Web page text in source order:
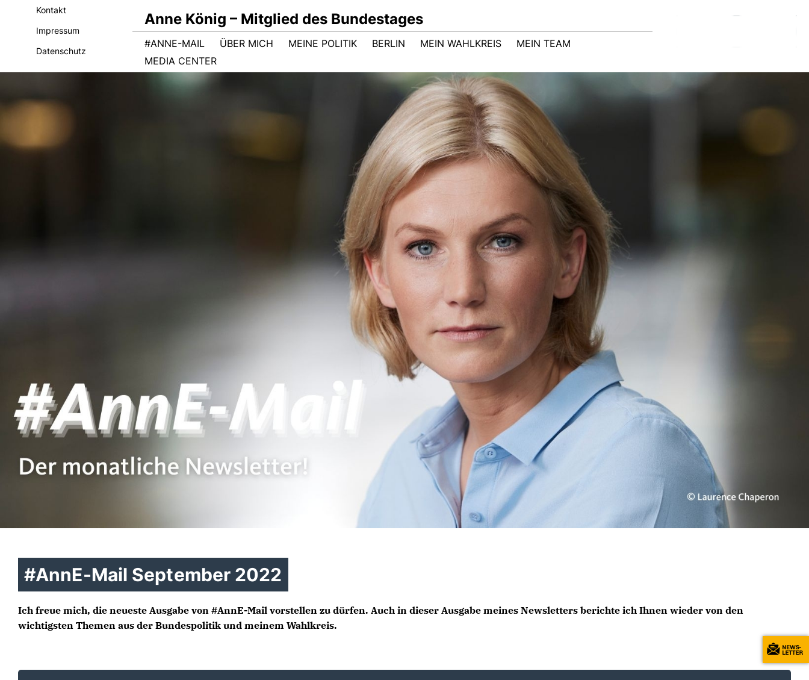
Kontakt
Impressum
Datenschutz
Anne König – Mitglied des Bundestages
#ANNE-MAIL ÜBER MICH MEINE POLITIK BERLIN MEIN WAHLKREIS
MEIN TEAM
MEDIA CENTER
#AnnE-Mail September 2022
Ich freue mich, die neueste Ausgabe von #AnnE-Mail vorstellen zu dürfen. Auch in dieser Ausgabe meines Newsletters berichte ich Ihnen wieder von den
wichtigsten Themen aus der Bundespolitik und meinem Wahlkreis.